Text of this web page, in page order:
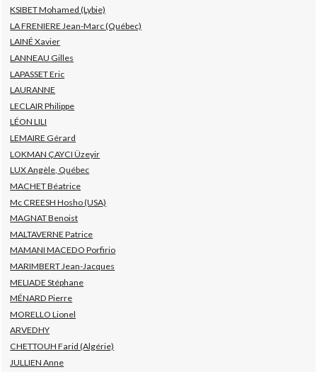
KSIBET Mohamed (Lybie)
LA FRENIERE Jean-Marc (Québec)
LAINÉ Xavier
LANNEAU Gilles
LAPASSET Eric
LAURANNE
LECLAIR Philippe
LÉON LILI
LEMAIRE Gérard
LOKMAN ÇAYCI Üzeyir
LUX Angèle, Québec
MACHET Béatrice
Mc CREESH Hosho (USA)
MAGNAT Benoist
MALTAVERNE Patrice
MAMANI MACEDO Porfirio
MARIMBERT Jean-Jacques
MELIADE Stéphane
MÉNARD Pierre
MORELLO Lionel
ARVEDHY
CHETTOUH Farid (Algérie)
JULLIEN Anne